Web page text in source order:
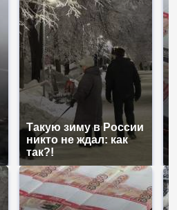
Такую зиму в России
никто не ждал: как
так?!